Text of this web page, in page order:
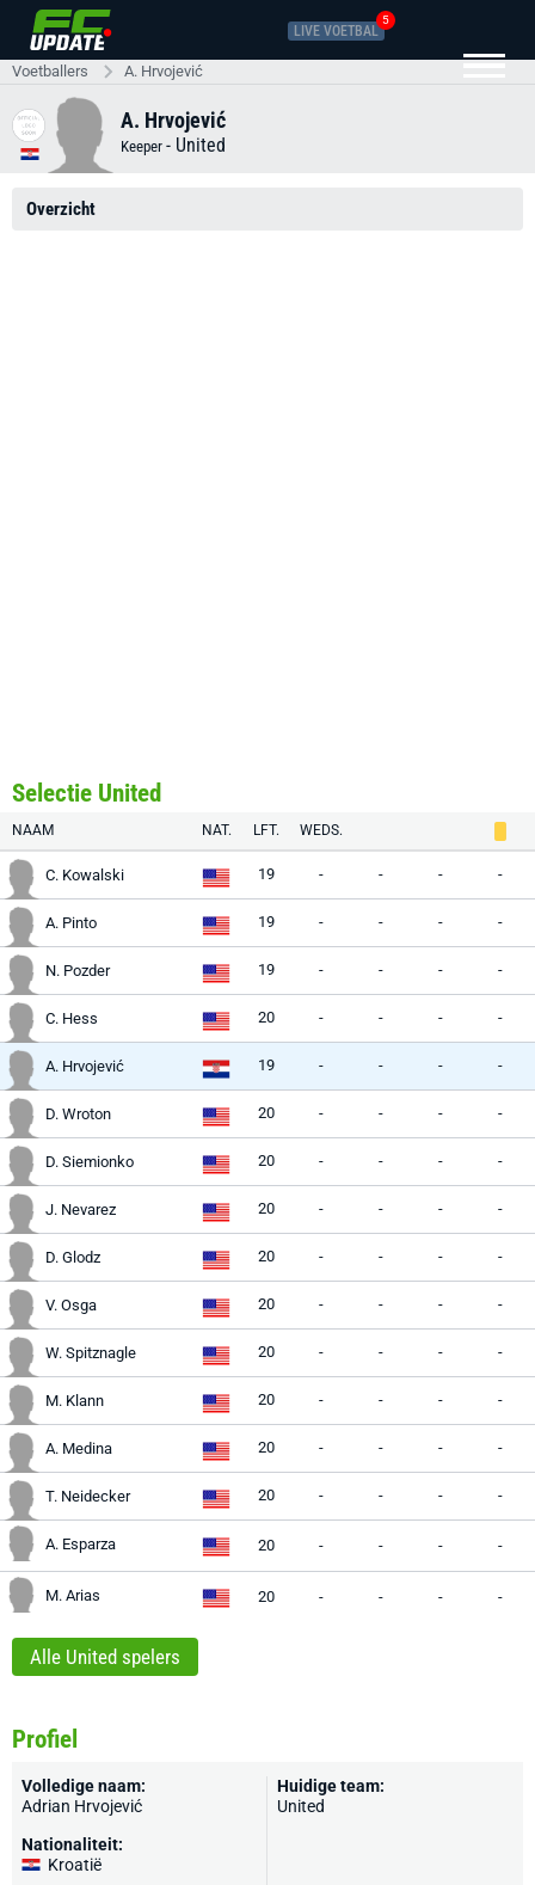
LIVE VOETBAL
5
Voetballers A. Hrvojević
A. Hrvojević
Keeper - United
Overzicht
Selectie United
NAAM NAT. LFT. WEDS.
C. Kowalski 19 - - - -
A. Pinto 19 - - - -
N. Pozder 19 - - - -
C. Hess 20 - - - -
A. Hrvojević 19 - - - -
D. Wroton 20 - - - -
D. Siemionko 20 - - - -
J. Nevarez 20 - - - -
D. Glodz 20 - - - -
V. Osga 20 - - - -
W. Spitznagle 20 - - - -
M. Klann 20 - - - -
A. Medina 20 - - - -
T. Neidecker 20 - - - -
A. Esparza 20 - - - -
M. Arias 20 - - - -
Alle United spelers
Profiel
Volledige naam:
Adrian Hrvojević
Nationaliteit:
Kroatië
Huidige team:
United